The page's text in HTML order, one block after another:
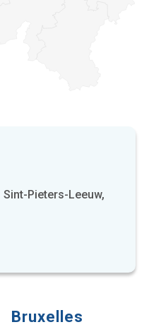
Sint-Pieters-Leeuw,
Bruxelles